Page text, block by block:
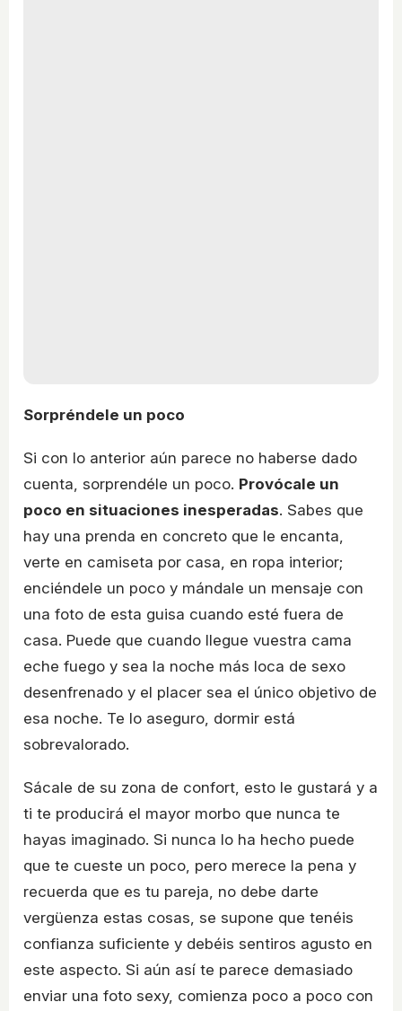
Sorpréndele un poco
Si con lo anterior aún parece no haberse dado
cuenta, sorprendéle un poco. Provócale un
poco en situaciones inesperadas. Sabes que
hay una prenda en concreto que le encanta,
verte en camiseta por casa, en ropa interior;
enciéndele un poco y mándale un mensaje con
una foto de esta guisa cuando esté fuera de
casa. Puede que cuando llegue vuestra cama
eche fuego y sea la noche más loca de sexo
desenfrenado y el placer sea el único objetivo de
esa noche. Te lo aseguro, dormir está
sobrevalorado.
Sácale de su zona de confort, esto le gustará y a
ti te producirá el mayor morbo que nunca te
hayas imaginado. Si nunca lo ha hecho puede
que te cueste un poco, pero merece la pena y
recuerda que es tu pareja, no debe darte
vergüenza estas cosas, se supone que tenéis
confianza suficiente y debéis sentiros agusto en
este aspecto. Si aún así te parece demasiado
enviar una foto sexy, comienza poco a poco con